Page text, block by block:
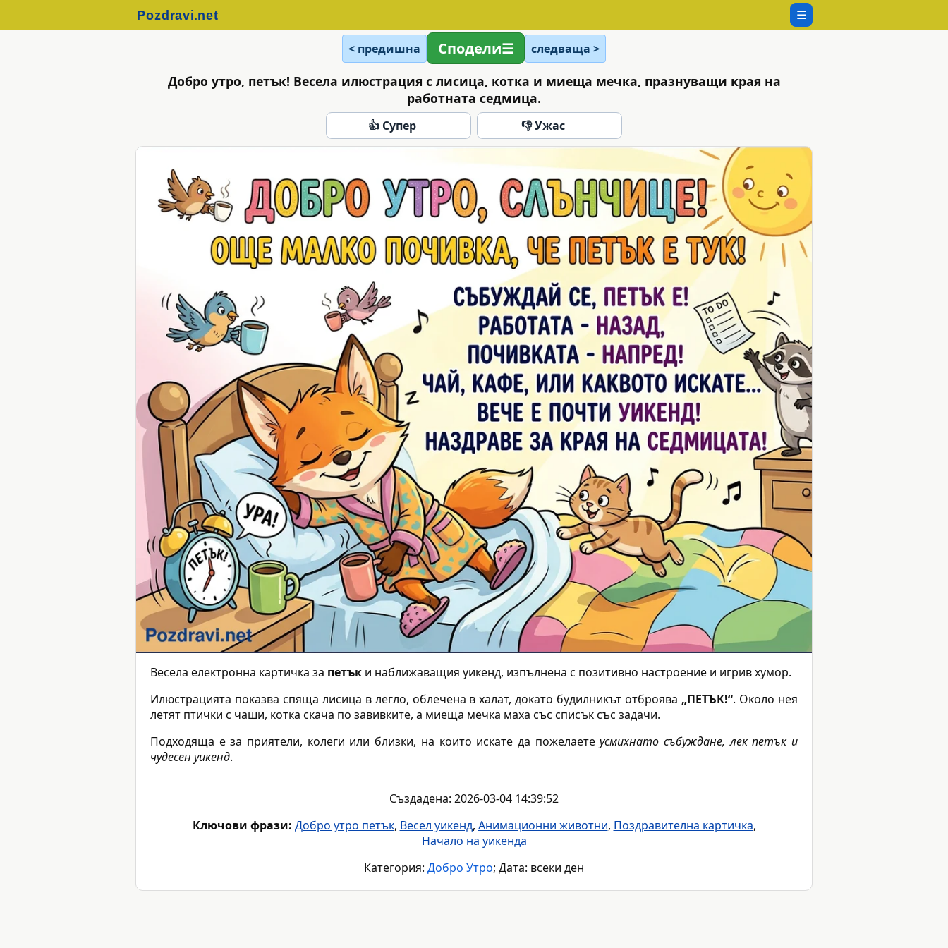
☰
< предишна Сподели следваща >
Добро утро, петък! Весела илюстрация с лисица, котка и миеща мечка, празнуващи края на
работната седмица.
👍 Супер 👎 Ужас
Весела електронна картичка за петък и наближаващия уикенд, изпълнена с позитивно настроение и игрив хумор.
Илюстрацията показва спяща лисица в легло, облечена в халат, докато будилникът отброява „ПЕТЪК!“. Около нея
летят птички с чаши, котка скача по завивките, а миеща мечка маха със списък със задачи.
Подходяща е за приятели, колеги или близки, на които искате да пожелаетеусмихнато събуждане, лек петък и
чудесен уикенд.
Създадена: 2026-03-04 14:39:52
Ключови фрази: Добро утро петък, Весел уикенд, Анимационни животни, Поздравителна картичка,
Начало на уикенда
Категория: Добро Утро; Дата: всеки ден